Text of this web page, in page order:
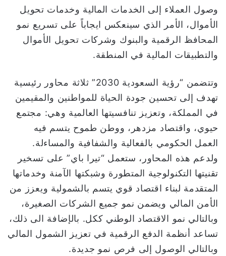
وصول العملاء إلى الخدمات المالية وخدمات تحويل
الأموال، الأمر الذي سينعكس ايجاباً على تسريع نمو
المحافظ الرقمية والبنوك وشركات تحويل الأموال
والتطبيقات المالية في المنطقة.
وتتضمن “رؤية السعودية 2030” ثلاثة محاور رئيسية
تهدف إلى تحسين جودة الحياة للمواطنين والمقيمين
في المملكة، وتعزيز تنافسيتها العالمية وهي: مجتمع
حيوي، واقتصاد مزدهر، ووطن طموح يتسم فيه
العمل الحكومي بالفعالية والشفافية والمساءلة.
ولدعم هذه المحاور، ستعمل “تيرا باي” على تسخير
تقنيتها التكنولوجية المتطورة وشبكتها الآمنة وخدماتها
المتقدمة لبناء اقتصاد قوي يتسم بالشمولية ويعزز من
الأمن المالي ويضمن نمو جميع الشركات الصغيرة،
وبالتالي نمو الاقتصاد الوطني ككل. بالإضافة الى ذلك،
تساعد أنظمة الدفع الرقمية في تعزيز الشمول المالي
وبالتالي الوصول إلى فرص نمو جديدة.